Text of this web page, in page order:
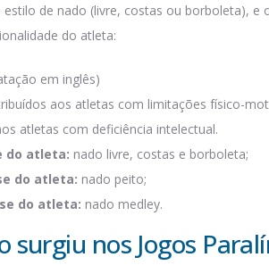
de nado (livre, costas ou borboleta), e
do atleta:
em inglês)
aos atletas com limitações físico-
atletas com deficiência intelectual.
do atleta: nado livre, costas e borboleta;
do atleta: nado peito;
do atleta: nado medley.
surgiu nos Jogos